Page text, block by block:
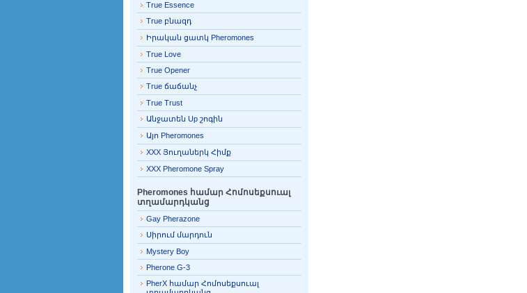
True Essence
True բնազդ
Իրական ցատկ Pheromones
True Love
True Opener
True ճաճանչ
True Trust
Անջատեն Up շոգին
Այո Pheromones
XXX Յուղաներկ Հիմք
XXX Pheromone Spray
Pheromones համար Հոմոսեքսուալ
տղամարդկանց
Gay Pherazone
Սիրում մարդուն
Mystery Boy
Pherone G-3
PherX համար Հոմոսեքսուալ